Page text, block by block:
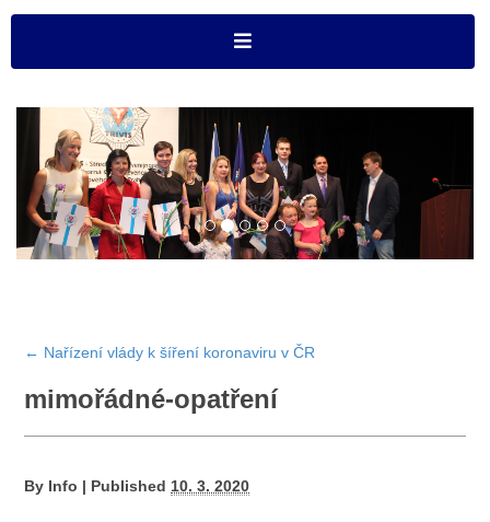
← Nařízení vlády k šíření koronaviru v ČR
mimořádné-opatření
By Info | Published 10. 3. 2020